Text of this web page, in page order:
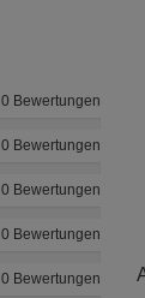
0 Bewertungen
0 Bewertungen
0 Bewertungen
0 Bewertungen
0 Bewertungen